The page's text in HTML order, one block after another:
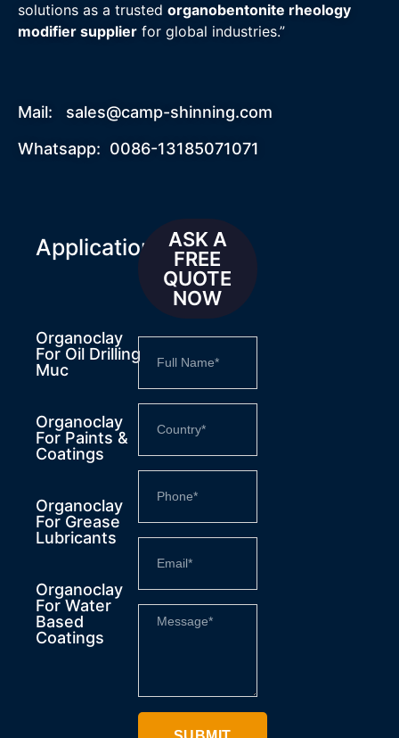
solutions as a trusted organobentonite rheology
modifier supplier for global industries.”
Mail: sales@camp-shinning.com
Whatsapp: 0086-13185071071
Applications
Organoclay
For Oil Drilling
Muc
Organoclay
For Paints &
Coatings
Organoclay
For Grease
Lubricants
Organoclay
For Water
Based
Coatings
ASK A
FREE
QUOTE
NOW